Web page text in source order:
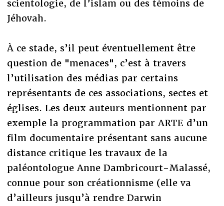
scientologie, de l’islam ou des témoins de
Jéhovah.
À ce stade, s’il peut éventuellement être
question de "menaces", c’est à travers
l’utilisation des médias par certains
représentants de ces associations, sectes et
églises. Les deux auteurs mentionnent par
exemple la programmation par ARTE d’un
film documentaire présentant sans aucune
distance critique les travaux de la
paléontologue Anne Dambricourt-Malassé,
connue pour son créationnisme (elle va
d’ailleurs jusqu’à rendre Darwin